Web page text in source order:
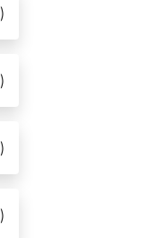
)
)
)
)